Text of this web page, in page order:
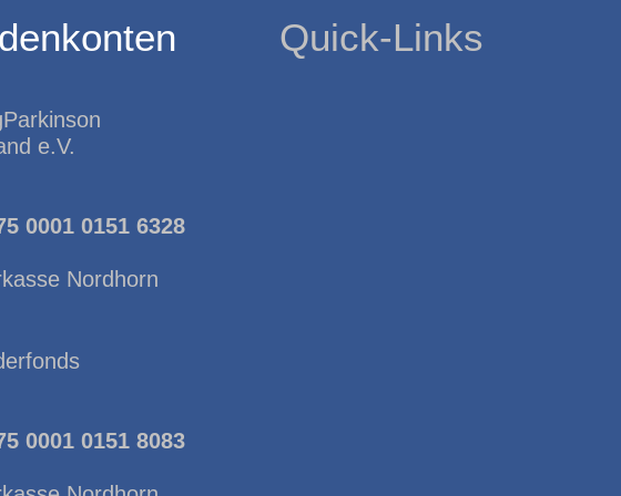
e.V.
0001 0151 6328
Nordhorn
0001 0151 8083
Quick-Links